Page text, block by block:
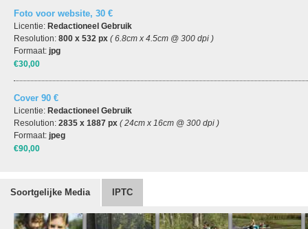
Foto voor website, 30 €
Licentie: Redactioneel Gebruik
Resolution: 800 x 532 px ( 6.8cm x 4.5cm @ 300 dpi )
Formaat: jpg
€30,00
Cover 90 €
Licentie: Redactioneel Gebruik
Resolution: 2835 x 1887 px ( 24cm x 16cm @ 300 dpi )
Formaat: jpeg
€90,00
Soortgelijke Media IPTC